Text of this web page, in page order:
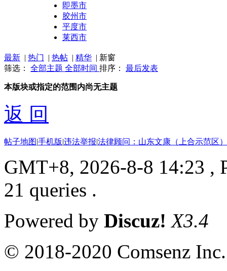
即墨市
胶州市
平度市
莱西市
最新 | 热门 | 热帖 | 精华 | 新窗
筛选： 全部主题 全部时间 排序： 最后发表
本版块或指定的范围内尚无主题
返 回
帖子地图|手机版|违法举报|法律顾问：山东文康（上合示范区
GMT+8, 2026-8-8 14:23 ,
21 queries .
Powered by Discuz! X3.4
© 2018-2020 Comsenz Inc.